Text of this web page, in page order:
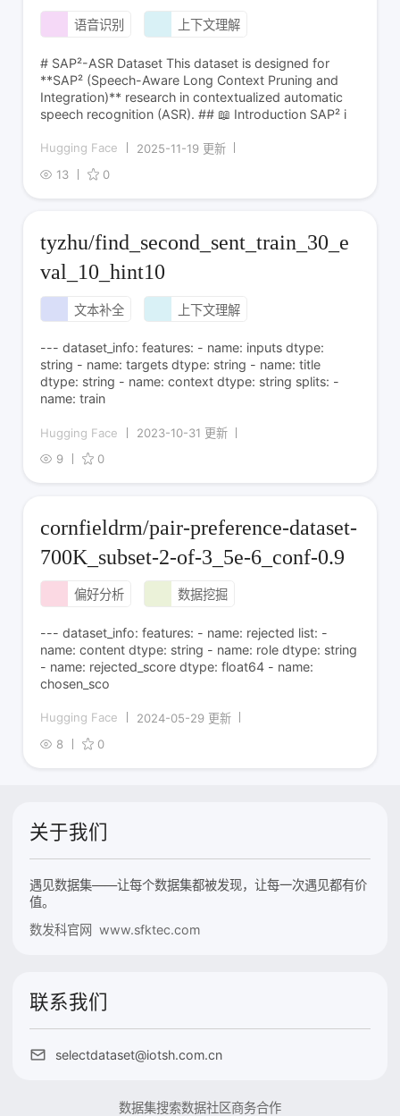
语音识别 上下文理解
# SAP²-ASR Dataset This dataset is designed for
**SAP² (Speech-Aware Long Context Pruning and
Integration)** research in contextualized automatic
speech recognition (ASR). ## 📖 Introduction SAP² i
Hugging Face
2025-11-19 更新
13
0
tyzhu/find_second_sent_train_30_e
val_10_hint10
文本补全 上下文理解
--- dataset_info: features: - name: inputs dtype:
string - name: targets dtype: string - name: title
dtype: string - name: context dtype: string splits: -
name: train
Hugging Face
2023-10-31 更新
9
0
cornfieldrm/pair-preference-dataset-
700K_subset-2-of-3_5e-6_conf-0.9
偏好分析 数据挖掘
--- dataset_info: features: - name: rejected list: -
name: content dtype: string - name: role dtype: string
- name: rejected_score dtype: float64 - name:
chosen_sco
Hugging Face
2024-05-29 更新
8
0
关于我们
遇见数据集——让每个数据集都被发现，让每一次遇见都有价
值。
数发科官网 www.sfktec.com
联系我们
selectdataset@iotsh.com.cn
数据集搜索数据社区商务合作